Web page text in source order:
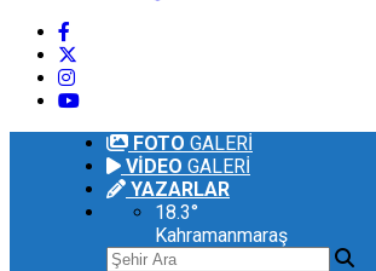
FOTO GALERİ
VİDEO GALERİ
YAZARLAR
18.3°
Kahramanmaraş